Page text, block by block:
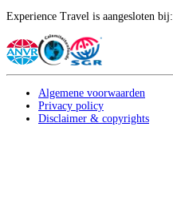
Experience Travel is aangesloten bij:
Algemene voorwaarden
Privacy policy
Disclaimer & copyrights